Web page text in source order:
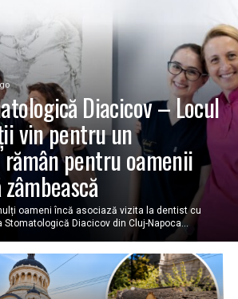
Diacicov – Locul
vin pentru un
pentru oamenii
oameni încă asociază vizita la dentist cu
Diacicov din Cluj-Napoca...